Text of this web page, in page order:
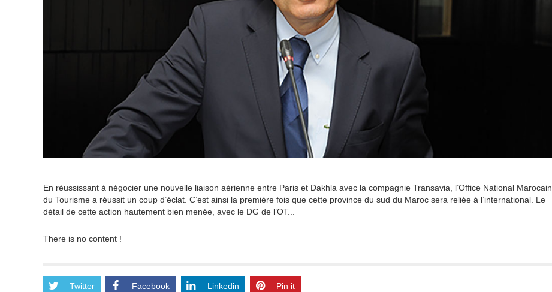
En réussissant à négocier une nouvelle liaison aérienne entre Paris et Dakhla avec la compagnie Transavia, l’Office National Marocain
du Tourisme a réussit un coup d’éclat. C’est ainsi la première fois que cette province du sud du Maroc sera reliée à l’international. Le
détail de cette action hautement bien menée, avec le DG de l’OT...
There is no content !
Twitter Facebook Linkedin Pin it